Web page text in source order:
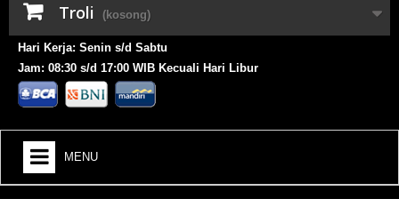
Troli (kosong)
Hari Kerja: Senin s/d Sabtu
Jam: 08:30 s/d 17:00 WIB Kecuali Hari Libur
MENU